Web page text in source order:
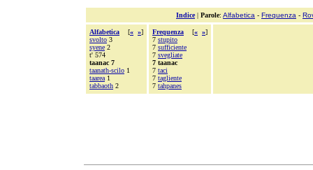
Indice| Parole: Alfabetica - Frequenza -
Alfabetica [« »]
svolto 3
syene 2
t' 574
taanac 7
taanath-scilo 1
taarea 1
tabbaoth 2
Frequenza [« »]
7 stupito
7 sufficiente
7 svegliate
7 taanac
7 taci
7 tagliente
7 tahpanes